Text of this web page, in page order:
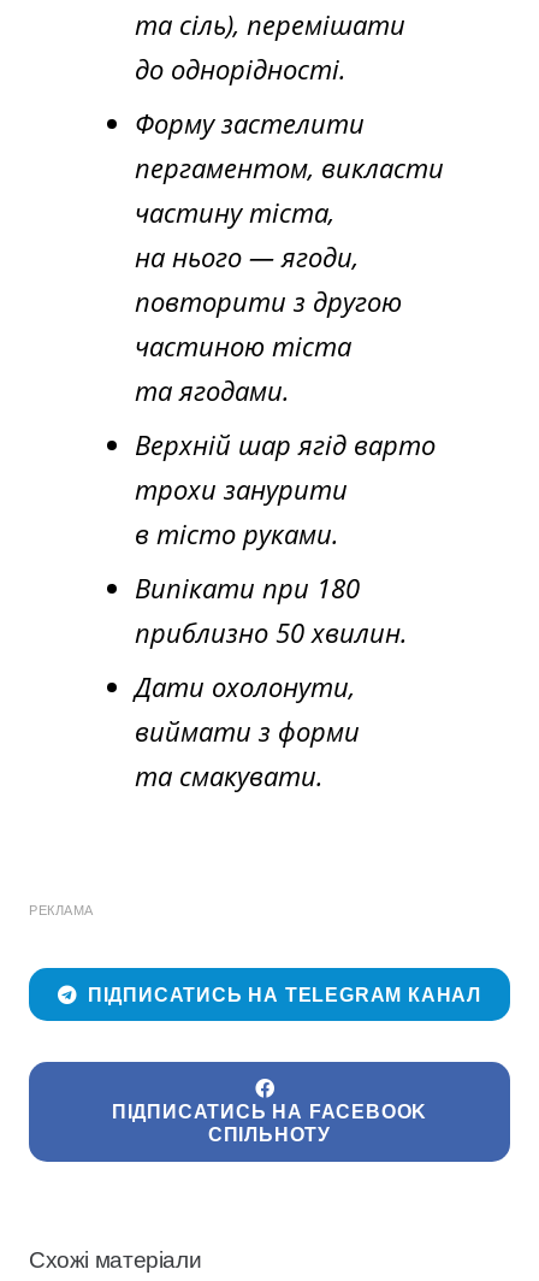
та сіль), перемішати
до однорідності.
Форму застелити
пергаментом, викласти
частину тіста,
на нього — ягоди,
повторити з другою
частиною тіста
та ягодами.
Верхній шар ягід варто
трохи занурити
в тісто руками.
Випікати при 180
приблизно 50 хвилин.
Дати охолонути,
виймати з форми
та смакувати.
РЕКЛАМА
ПІДПИСАТИСЬ НА TELEGRAM КАНАЛ
ПІДПИСАТИСЬ НА FACEBOOK
СПІЛЬНОТУ
Схожі матеріали